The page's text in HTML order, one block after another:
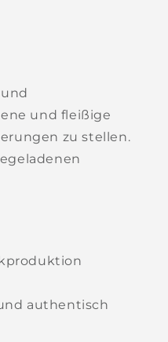
und fleißige
zu stellen.
authentisch